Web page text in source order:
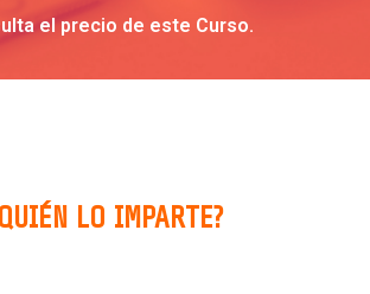
el precio de este Curso.
LO IMPARTE?